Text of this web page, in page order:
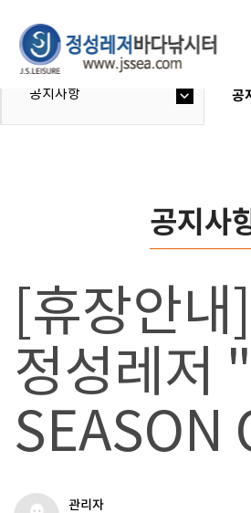
공지사항 공
공지사
[휴장안
정성레저
SEASON
관리자